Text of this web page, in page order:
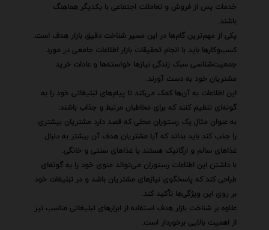
خدمات پس از فروش و تعاملات اجتماعی با یکدیگر هماهنگ
باشند.
یکی از مهم‌ترین گام‌ها در این مسیر شناخت دقیق بازار هدف است.
کسب‌وکارها باید با انجام تحقیقات بازار اطلاعات جامعی در مورد
جمعیت‌شناسی سبک زندگی نیازها خواسته‌ها و عادات خرید
مشتریان خود به دست آورند.
این اطلاعات به آن‌ها کمک می‌کند تا پیام‌های تبلیغاتی خود را به
گونه‌ای تنظیم کنند که برای مخاطبان مرتبط و جذاب باشند.
به عنوان مثال یک رستوران محلی که قصد دارد مشتریان بیشتری
را جذب کند باید بداند که آیا مشتریان هدف آن بیشتر به دنبال
غذاهای سالم و ارگانیک هستند یا غذاهای سنتی و خانگی.
با داشتن این اطلاعات رستوران می‌تواند منوی خود را به گونه‌ای
طراحی کند که پاسخگوی نیازهای مشتریان باشد و در تبلیغات خود
بر روی این ویژگی‌ها تأکید کند.
علاوه بر شناخت بازار هدف استفاده از ابزارهای تبلیغاتی مناسب نیز
از اهمیت بالایی برخوردار است.